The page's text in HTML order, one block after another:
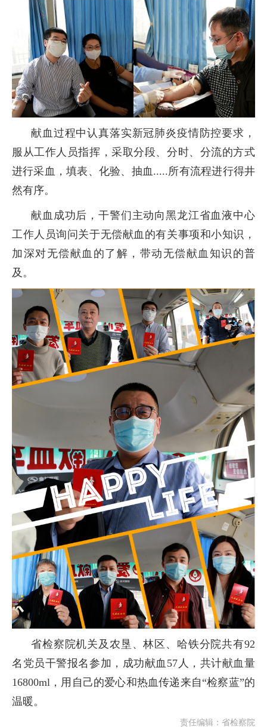
献血过程中认真落实新冠肺炎疫情防控要求，
服从工作人员指挥，采取分段、分时、分流的方式
进行采血，填表、化验、抽血.....所有流程进行得井
然有序。
献血成功后，干警们主动向黑龙江省血液中心
工作人员询问关于无偿献血的有关事项和小知识，
加深对无偿献血的了解，带动无偿献血知识的普
及。
省检察院机关及农垦、林区、哈铁分院共有92
名党员干警报名参加，成功献血57人，共计献血量
16800ml，用自己的爱心和热血传递来自“检察蓝”的
温暖。
责任编辑：省检察院